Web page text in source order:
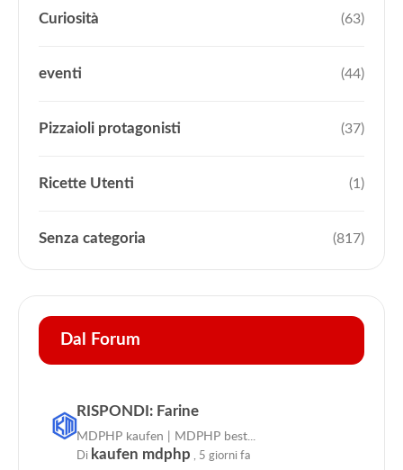
Curiosità (63)
eventi (44)
Pizzaioli protagonisti (37)
Ricette Utenti (1)
Senza categoria (817)
Dal Forum
RISPONDI: Farine
MDPHP kaufen | MDPHP best...
Di kaufen mdphp , 5 giorni fa